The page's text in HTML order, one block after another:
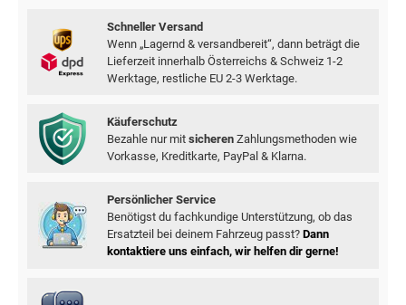
Schneller Versand
Wenn „Lagernd & versandbereit“, dann beträgt die
Lieferzeit innerhalb Österreichs & Schweiz 1-2
Werktage, restliche EU 2-3 Werktage.
Käuferschutz
Bezahle nur mit sicherenZahlungsmethoden wie
Vorkasse, Kreditkarte, PayPal & Klarna.
Persönlicher Service
Benötigst du fachkundige Unterstützung, ob das
Ersatzteil bei deinem Fahrzeug passt? Dann
kontaktiere uns einfach, wir helfen dir gerne!